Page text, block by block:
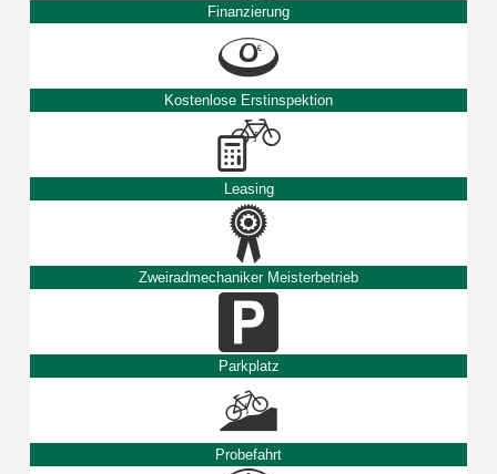
Finanzierung
Kostenlose Erstinspektion
Leasing
Zweiradmechaniker Meisterbetrieb
Parkplatz
Probefahrt